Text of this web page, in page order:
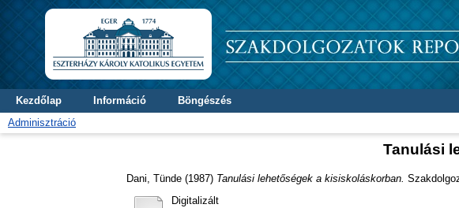
Kezdőlap Információ
Böngészés
Adminisztráció
Tanulási
Dani, Tünde (1987) Tanulási lehetőségek a kisiskoláskorban.
Digitalizált